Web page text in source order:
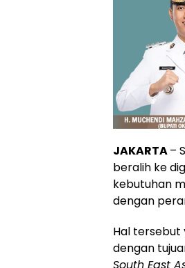
JAKARTA–
beralih ke
kebutuhan
dengan
Hal tersebut
dengan
South East